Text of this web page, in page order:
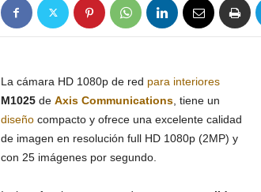
La cámara HD 1080p de red para interiores
M1025de Axis Communications, tiene un
diseñocompacto y ofrece una excelente calidad
de imagen en resolución full HD 1080p (2MP) y
con 25 imágenes por segundo.